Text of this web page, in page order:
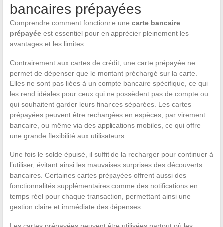
bancaires prépayées
Comprendre comment fonctionne une carte bancaire
prépayéeest essentiel pour en apprécier pleinement les
avantages et les limites.
Contrairement aux cartes de crédit, une carte prépayée ne
permet de dépenser que le montant préchargé sur la carte.
Elles ne sont pas liées à un compte bancaire spécifique, ce qui
les rend idéales pour ceux qui ne possèdent pas de compte ou
qui souhaitent garder leurs finances séparées. Les cartes
prépayées peuvent être rechargées en espèces, par virement
bancaire, ou même via des applications mobiles, ce qui offre
une grande flexibilité aux utilisateurs.
Une fois le solde épuisé, il suffit de la recharger pour continuer à
l’utiliser, évitant ainsi les mauvaises surprises des découverts
bancaires. Certaines cartes prépayées offrent aussi des
fonctionnalités supplémentaires comme des notifications en
temps réel pour chaque transaction, permettant ainsi une
gestion claire et immédiate des dépenses.